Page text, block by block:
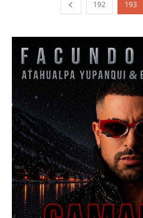
192 193